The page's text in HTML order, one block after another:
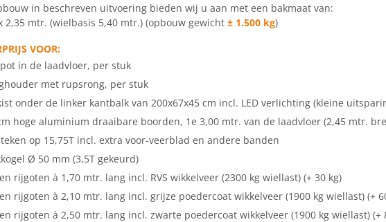
in beschreven uitvoering bieden wij u aan met een bakmaat van:
2,35 mtr. (wielbasis 5,40 mtr.) (opbouw gewicht ± 1.500 kg)
VOOR:
in de laadvloer, per stuk
met rupsrong, per stuk
onder de linker kantbalk van 200x67x45 cm incl. LED verlichting (kleine
hoge aluminium draaibare boorden, 1e 3,00 mtr. van de laadvloer (2,45 mtr.
op 15,75T incl. extra voor-veerblad en andere banden
Ø 50 mm (3,5T gekeurd)
rijgoten à 1,70 mtr. lang incl. RVS wikkelveer (2300 kg wiellast) (+ 30 kg)
rijgoten à 2,10 mtr. lang incl. grijze poedercoat wikkelveer (1900 kg wiellast) (+
rijgoten à 2,50 mtr. lang incl. zwarte poedercoat wikkelveer (1900 kg wiellast) (+